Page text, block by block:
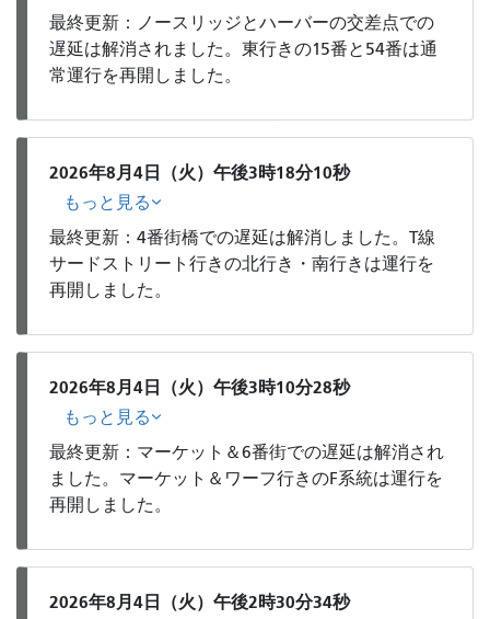
最終更新：ノースリッジとハーバーの交差点での
遅延は解消されました。東行きの15番と54番は通
常運行を再開しました。
2026年8月4日（火）午後3時18分10秒
もっと見る
最終更新：4番街橋での遅延は解消しました。T線
サードストリート行きの北行き・南行きは運行を
再開しました。
2026年8月4日（火）午後3時10分28秒
もっと見る
最終更新：マーケット＆6番街での遅延は解消され
ました。マーケット＆ワーフ行きのF系統は運行を
再開しました。
2026年8月4日（火）午後2時30分34秒